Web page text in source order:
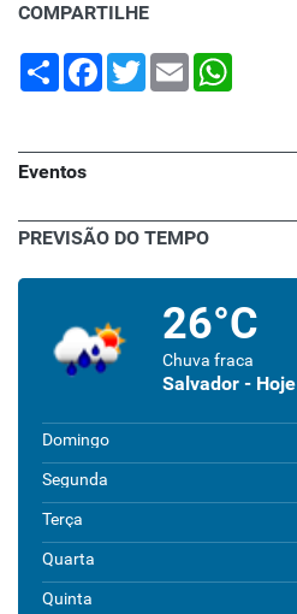
COMPARTILHE
Share Facebook
TwitterEmail
Eventos
PREVISÃO DO TEMPO
26°C
Chuva fraca
Salvador - Hoje
Domingo
Segunda
Terça
Quarta
Quinta